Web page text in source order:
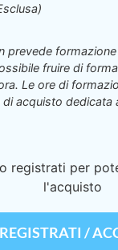
prevede
fruire di
Le ore di
di acquisto dedicata
registrati per
l'acquisto
REGISTRATI /